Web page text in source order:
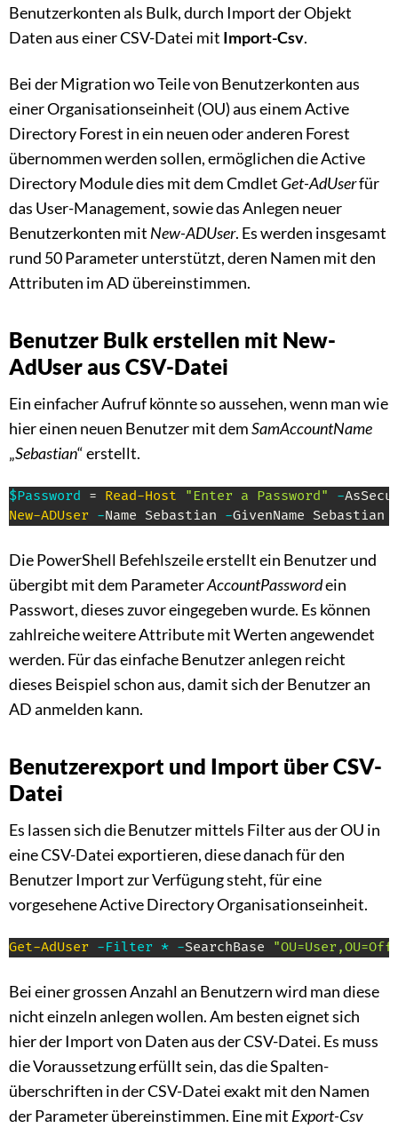
Benutzerkonten als Bulk, durch Import der Objekt
Daten aus einer CSV-Datei mit Import-Csv.
Bei der Migration wo Teile von Benutzerkonten aus
einer Organisationseinheit (OU) aus einem Active
Direc­tory Forest in ein neuen oder anderen Forest
übernommen werden sollen, ermöglichen die Active
Directory Module dies mit dem Cmdlet Get-AdUserfür
das User-Management, sowie das Anlegen neuer
Benutzerkonten mit New-ADUser. Es werden insgesamt
rund 50 Parameter unterstützt, deren Namen mit den
Attributen im AD überein­stimmen.
Benutzer Bulk erstellen mit New-
AdUser aus CSV-Datei
Ein einfacher Aufruf könnte so aussehen, wenn man wie
hier einen neuen Benutzer mit demSamAccountName
„Sebastian“ erstellt.
$Password = Read-Host "Enter a Password"
-
New-ADUser -Name Sebastian -GivenName Sebastian
Die PowerShell Befehlszeile erstellt ein Benutzer und
übergibt mit dem ParameterAccountPasswordein
Passwort, dieses zuvor eingegeben wurde. Es können
zahlreiche weitere Attribute mit Werten angewendet
werden. Für das einfache Benutzer anlegen reicht
dieses Beispiel schon aus, damit sich der Benutzer an
AD anmelden kann.
Benutzerexport und Import über CSV-
Datei
Es lassen sich die Benutzer mittels Filter aus der OU in
eine CSV-Datei exportieren, diese danach für den
Benutzer Import zur Verfügung steht, für eine
vorgesehene Active Directory Organisations­einheit.
Get-AdUser -Filter * -SearchBase
Bei einer grossen Anzahl an Benutzern wird man diese
nicht einzeln anlegen wollen. Am besten eignet sich
hier der Import von Daten aus der CSV-Datei. Es muss
die Voraussetzung erfüllt sein, das die Spalten­
überschriften in der CSV-Datei exakt mit den Namen
der Parameter übereinstimmen. Eine mit Export-Csv